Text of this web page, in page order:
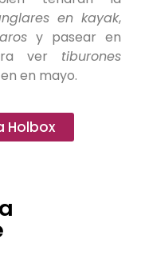
en kayak,
y pasear en
ver tiburones
en mayo.
Holbox